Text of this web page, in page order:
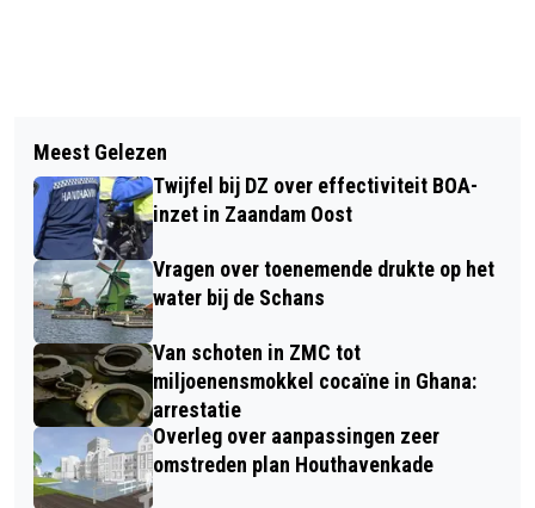
IN MEI MEER DUIDELIJKHEID OVER
AANPAK PROJECT GUISWEG
VERBINDINGSWEG ASSENDELFT VAN
TEKENTAFEL NAAR DE RAAD
Meest Gelezen
Twijfel bij DZ over effectiviteit BOA-
inzet in Zaandam Oost
Vragen over toenemende drukte op het
water bij de Schans
Van schoten in ZMC tot
miljoenensmokkel cocaïne in Ghana:
arrestatie
Overleg over aanpassingen zeer
omstreden plan Houthavenkade